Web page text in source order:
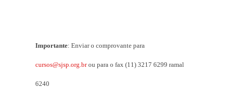
Importante: Enviar o comprovante para
cursos@sjsp.org.brou para o fax (11) 3217 6299 ramal
6240